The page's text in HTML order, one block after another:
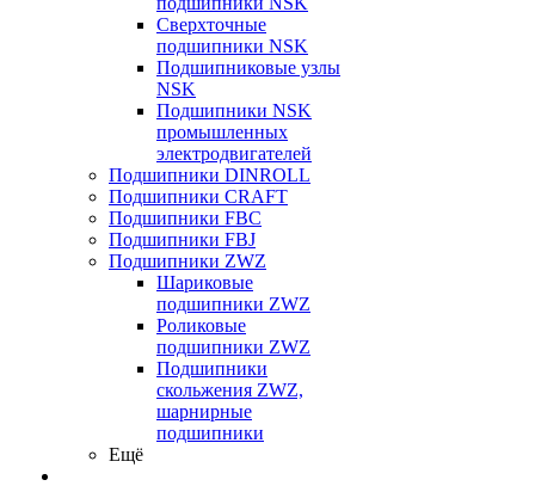
Сверхточные
подшипники NSK
Подшипниковые узлы
NSK
Подшипники NSK
промышленных
электродвигателей
Подшипники DINROLL
Подшипники CRAFT
Подшипники FBC
Подшипники FBJ
Подшипники ZWZ
Шариковые
подшипники ZWZ
Роликовые
подшипники ZWZ
Подшипники
скольжения ZWZ,
шарнирные
подшипники
Ещё